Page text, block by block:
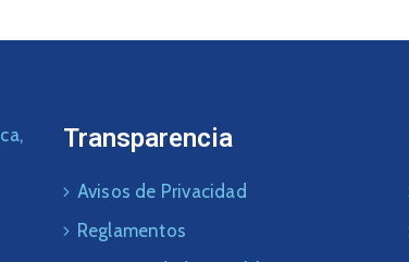
Transparencia
Avisos de Privacidad
Reglamentos